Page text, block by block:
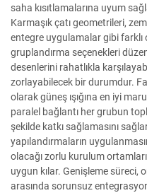
saha kısıtlamalarına uyum
Karmaşık çatı geometrileri,
entegre uygulamalar gibi
gruplandırma seçenekleri
desenlerini rahatlıkla
zorlayabilecek bir durumdur.
olarak güneş ışığına en iyi
paralel bağlantı her grubun
şekilde katkı sağlamasını
yapılandırmaların
olacağı zorlu kurulum
uygun kılar. Genişleme süreci,
arasında sorunsuz